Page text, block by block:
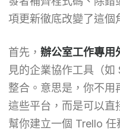
項更新徹底改變了這個
首先， 辦公室工作專用
見的企業協作工具（如
整合。意思是，你不用
這些平台，而是可以
幫你建立一個 Trello